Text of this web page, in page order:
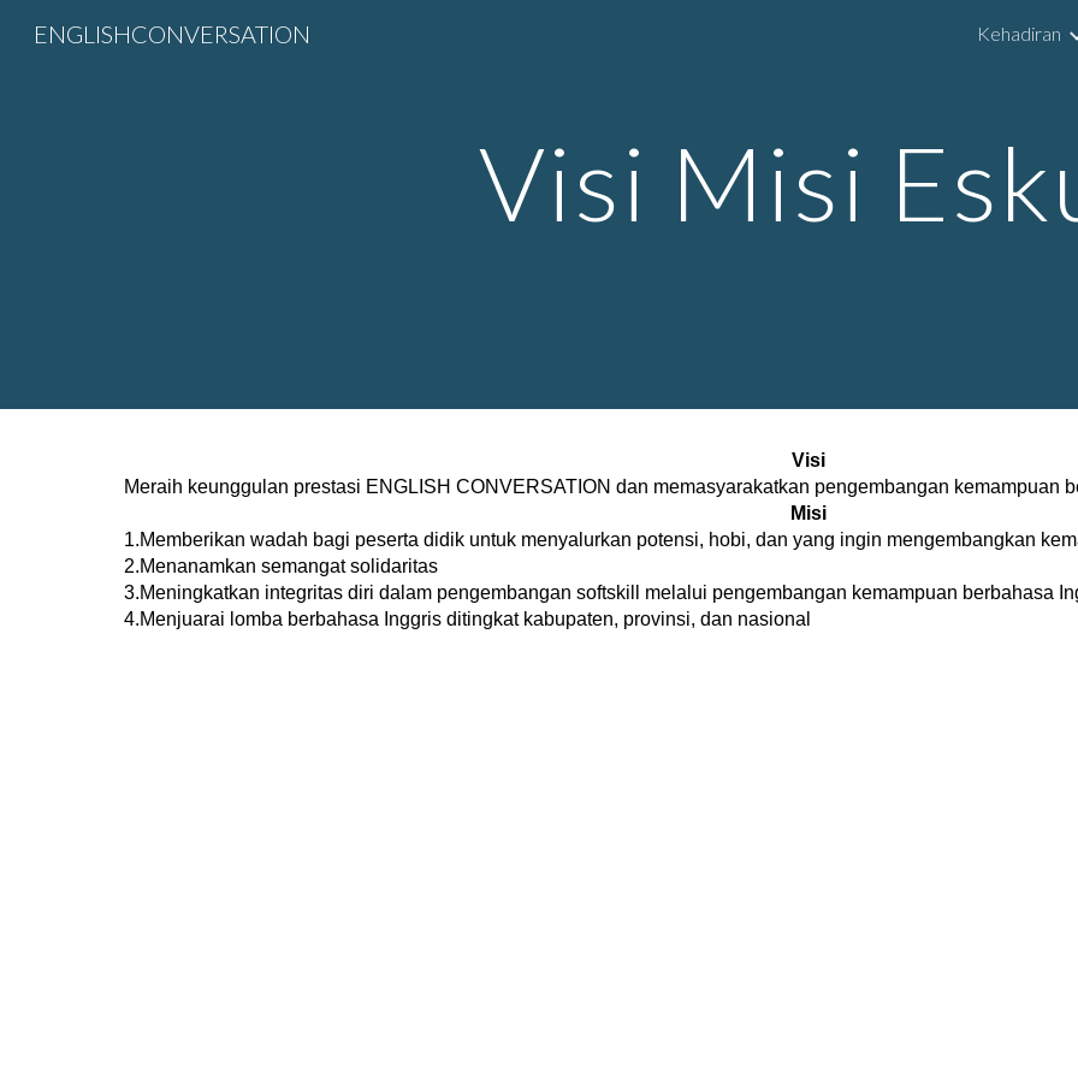
Skip to
ENGLISHCONVERSATION Kehadiran
Visi Misi
Visi
Meraih keunggulan prestasi ENGLISH CONVERSATION dan memasyarakatkan pengembangan kemampuan
Misi
1.Memberikan wadah bagi peserta didik untuk menyalurkan potensi, hobi, dan yang ingin mengembangkan
2.Menanamkan semangat solidaritas
3.Meningkatkan integritas diri dalam pengembangan softskill melalui pengembangan kemampuan berbahasa
4.Menjuarai lomba berbahasa Inggris ditingkat kabupaten, provinsi, dan nasional